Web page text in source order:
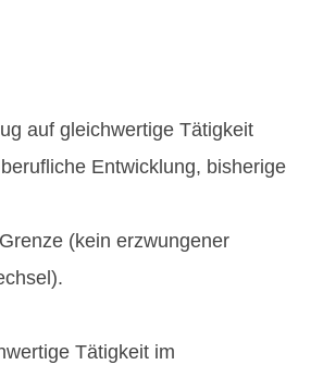
auf gleichwertige Tätigkeit
Entwicklung, bisherige
(kein erzwungener
Tätigkeit im